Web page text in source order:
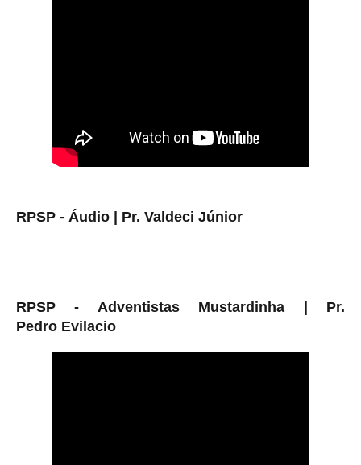
RPSP - Áudio | Pr. Valdeci Júnior
RPSP - Adventistas Mustardinha | Pr.
Pedro Evilacio